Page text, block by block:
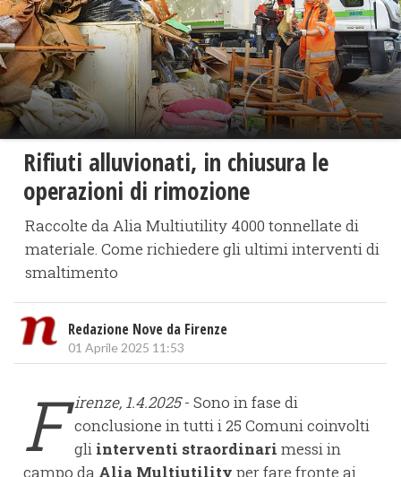
Rifiuti alluvionati, in chiusura le
operazioni di rimozione
Raccolte da Alia Multiutility 4000 tonnellate di
materiale. Come richiedere gli ultimi interventi di
smaltimento
Redazione Nove da Firenze
01 Aprile 2025 11:53
F irenze, 1.4.2025- Sono in fase di
conclusione in tutti i 25 Comuni coinvolti
gli interventi straordinari messi in
campo da Alia Multiutility per fare fronte ai